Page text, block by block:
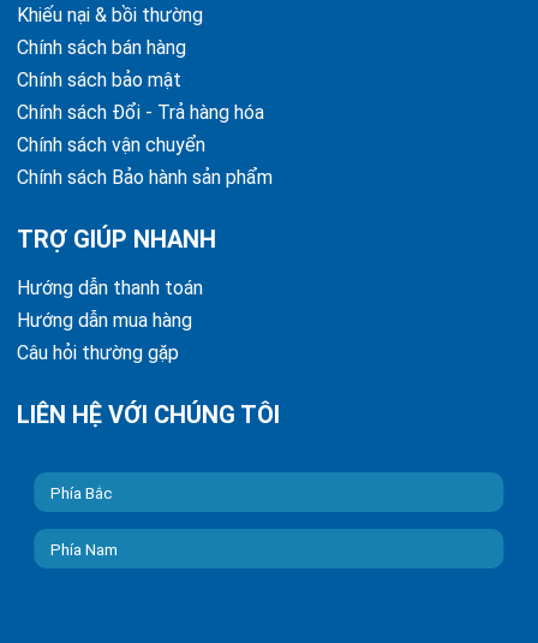
Khiếu nại & bồi thường
Chính sách bán hàng
Chính sách bảo mật
Chính sách Đổi - Trả hàng hóa
Chính sách vận chuyển
Chính sách Bảo hành sản phẩm
TRỢ GIÚP NHANH
Hướng dẫn thanh toán
Hướng dẫn mua hàng
Câu hỏi thường gặp
LIÊN HỆ VỚI CHÚNG TÔI
Phía Bắc
Phía Nam